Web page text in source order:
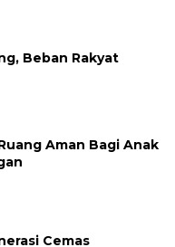
Beban Rakyat
Aman Bagi Anak
Cemas